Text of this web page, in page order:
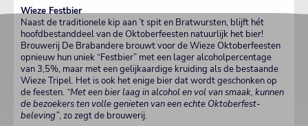
Wieze Festbier
Naast de traditionele kip aan ’t spit en Bratwursten, blijft hét
hoofdbestanddeel van de Oktoberfeesten natuurlijk het bier!
Brouwerij De Brabandere brouwt voor de Wieze Oktoberfeesten
opnieuw hun uniek “Festbier” met een lager alcoholpercentage
van 3,5%, maar met een gelijkaardige kruiding als de bestaande
Wieze Tripel. Het is ook het enige bier dat wordt geschonken op
de feesten. “Met een bier laag in alcohol en vol van smaak, kunnen
de bezoekers ten volle genieten van een echte Oktoberfest-
beleving”, zo zegt de brouwerij.